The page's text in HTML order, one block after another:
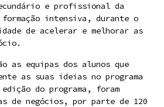
e profissional da
intensiva, durante o
de acelerar e melhorar as
as equipas dos alunos que
as suas ideias no programa
do programa, foram
de negócios, por parte de 120